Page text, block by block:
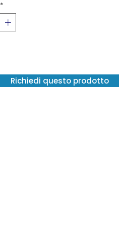
*
Richiedi questo prodotto